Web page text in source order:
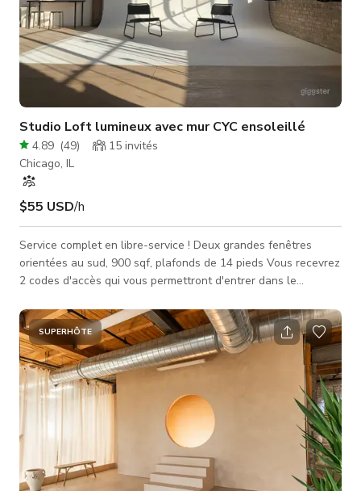
Studio Loft lumineux avec mur CYC ensoleillé
4.89 (49) 15 invités
Chicago, IL
$55 USD/h
Service complet en libre-service ! Deux grandes fenêtres
orientées au sud, 900 sqf, plafonds de 14 pieds Vous recevrez
2 codes d'accès qui vous permettront d'entrer dans le
bâtiment. Le second code vous permettra d'accéder à l'espace
studio et ne fonctionnera que pendant vos heures de
réservation. Après la réservation, vous recevrez également 2
vidéos d'instructions : - Comment entrer dans le bâtiment et
trouver l'espace s
SUPERHÔTE